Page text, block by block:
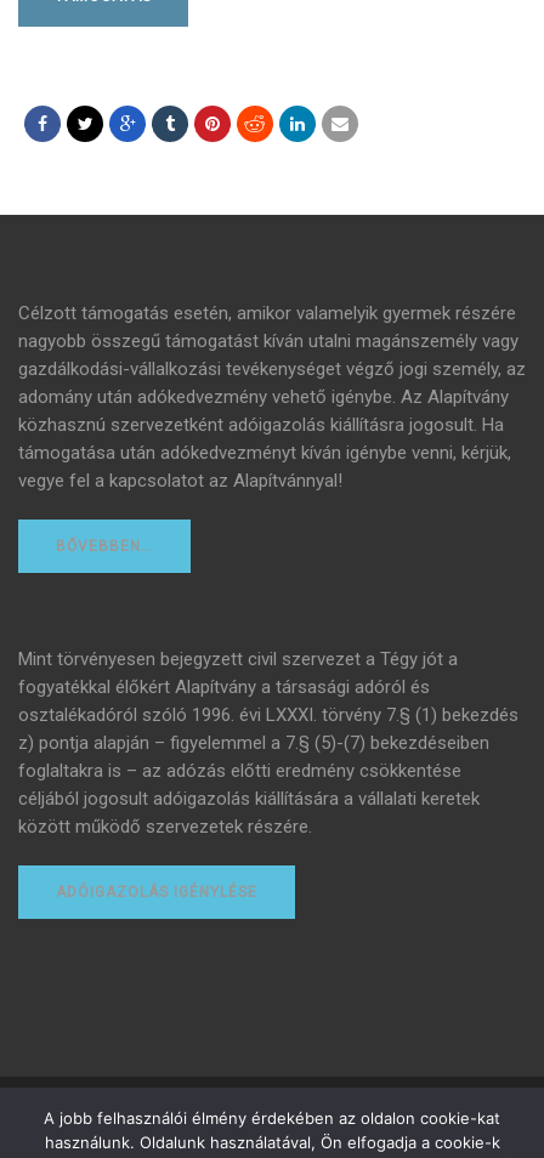
Célzott támogatás esetén, amikor valamelyik gyermek részére
nagyobb összegű támogatást kíván utalni magánszemély vagy
gazdálkodási-vállalkozási tevékenységet végző jogi személy, az
adomány után adókedvezmény vehető igénybe. Az Alapítvány
közhasznú szervezetként adóigazolás kiállításra jogosult. Ha
támogatása után adókedvezményt kíván igénybe venni, kérjük,
vegye fel a kapcsolatot az Alapítvánnyal!
BŐVEBBEN…
Mint törvényesen bejegyzett civil szervezet a Tégy jót a
fogyatékkal élőkért Alapítvány a társasági adóról és
osztalékadóról szóló 1996. évi LXXXI. törvény 7.§ (1) bekezdés
z) pontja alapján – figyelemmel a 7.§ (5)-(7) bekezdéseiben
foglaltakra is – az adózás előtti eredmény csökkentése
céljából jogosult adóigazolás kiállítására a vállalati keretek
között működő szervezetek részére.
ADÓIGAZOLÁS IGÉNYLÉSE
Minden jog fenntartva
A jobb felhasználói élmény érdekében az oldalon cookie-kat
használunk. Oldalunk használatával, Ön elfogadja a cookie-k